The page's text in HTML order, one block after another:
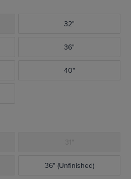
32"
36"
40"
31"
36" (Unfinished)